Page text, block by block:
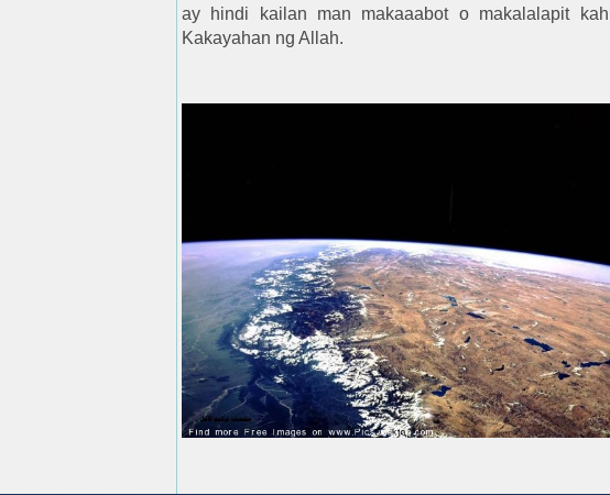
ay hindi kailan man makaaabot o makalalapit
Kakayahan ng Allah.